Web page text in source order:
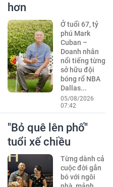
hơn
Ở tuổi 67, tỷ
phú Mark
Cuban –
Doanh nhân
nổi tiếng từng
sở hữu đội
bóng rổ NBA
Dallas...
05/08/2026
07:42
"Bỏ quê lên phố"
tuổi xế chiều
Từng dành cả
cuộc đời gắn
bó với ngôi